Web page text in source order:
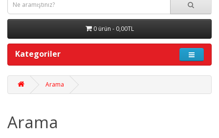
0 ürün - 0,00TL
Kategoriler
Arama
Arama